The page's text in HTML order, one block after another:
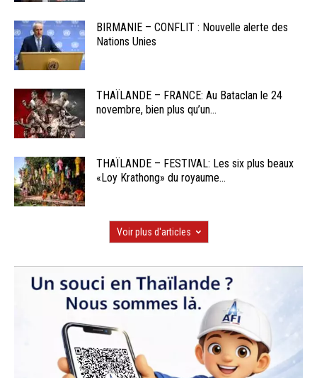
BIRMANIE – CONFLIT : Nouvelle alerte des
Nations Unies
THAÏLANDE – FRANCE: Au Bataclan le 24
novembre, bien plus qu’un...
THAÏLANDE – FESTIVAL: Les six plus beaux
«Loy Krathong» du royaume...
Voir plus d'articles